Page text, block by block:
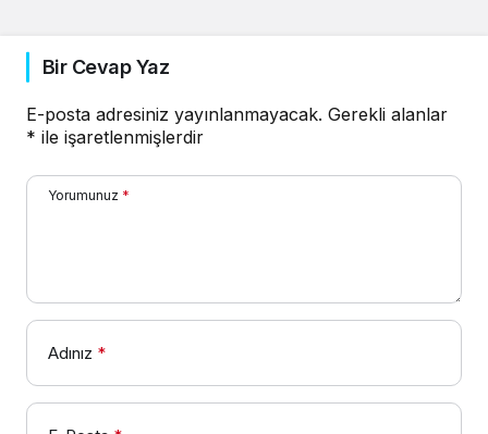
Bir Cevap Yaz
E-posta adresiniz yayınlanmayacak. Gerekli alanlar
* ile işaretlenmişlerdir
Yorumunuz *
Adınız *